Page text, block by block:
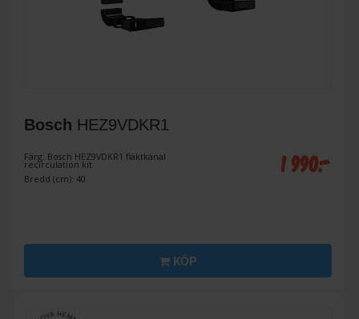
Bosch HEZ9VDKR1
Färg: Bosch HEZ9VDKR1 fläktkanal
recirculation kit
Bredd (cm): 40
1 990:-
KÖP